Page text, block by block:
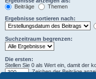
Beiträge
Themen
Ergebnisse sortieren nach:
Suchzeitraum begrenzen:
Die ersten:
Stellen Sie 0 als Wert ein, damit der
Zeichen der Beiträge